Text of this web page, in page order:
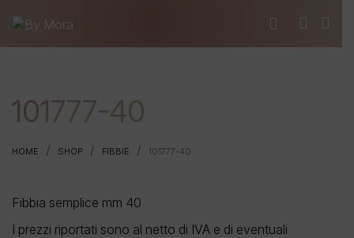
101777-40
HOME / SHOP / FIBBIE / 101777-40
Fibbia semplice mm 40
I prezzi riportati sono al netto di IVA e di eventuali